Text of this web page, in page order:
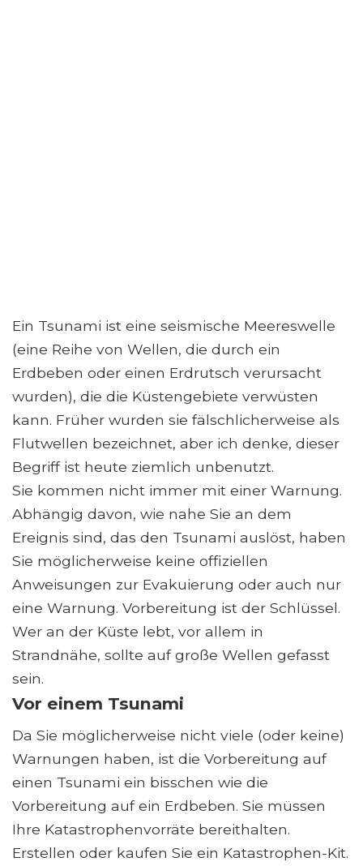
Ein Tsunami ist eine seismische Meereswelle
(eine Reihe von Wellen, die durch ein
Erdbeben oder einen Erdrutsch verursacht
wurden), die die Küstengebiete verwüsten
kann. Früher wurden sie fälschlicherweise als
Flutwellen bezeichnet, aber ich denke, dieser
Begriff ist heute ziemlich unbenutzt.
Sie kommen nicht immer mit einer Warnung.
Abhängig davon, wie nahe Sie an dem
Ereignis sind, das den Tsunami auslöst, haben
Sie möglicherweise keine offiziellen
Anweisungen zur Evakuierung oder auch nur
eine Warnung. Vorbereitung ist der Schlüssel.
Wer an der Küste lebt, vor allem in
Strandnähe, sollte auf große Wellen gefasst
sein.
Vor einem Tsunami
Da Sie möglicherweise nicht viele (oder keine)
Warnungen haben, ist die Vorbereitung auf
einen Tsunami ein bisschen wie die
Vorbereitung auf ein Erdbeben. Sie müssen
Ihre Katastrophenvorräte bereithalten.
Erstellen oder kaufen Sie ein Katastrophen-Kit.